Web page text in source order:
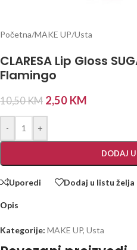
Početna/MAKE UP/Usta
CLARESA Lip Gloss
Flamingo
10,50KM 2,50 KM
- +
DODAJ
Uporedi Dodaj u listu želja
Opis
Kategorije: MAKE UP, Usta